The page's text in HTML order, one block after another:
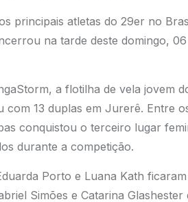
principais atletas do 29er no
na tarde deste domingo,
a flotilha de vela jovem
com 13 duplas em Jurerê. Entre
conquistou o terceiro lugar
durante a competição.
Porto e Luana Kath
Simões e Catarina